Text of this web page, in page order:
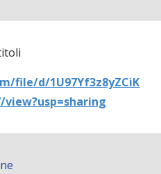
file/d/1U97Yf3z8yZCiK
view?usp=sharing